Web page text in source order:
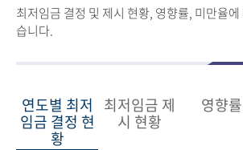
최저임금 결정 및 제시 현황, 영향률, 미만율
습니다.
연도별 최저
임금 결정 현
황
최저임금 제
시 현황
영향률